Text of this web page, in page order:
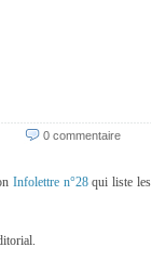
0 commentaire
Infolettre n°28qui liste les